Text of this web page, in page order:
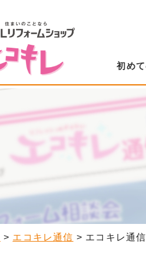
初め
> エコキレ通信 > エコキレ通